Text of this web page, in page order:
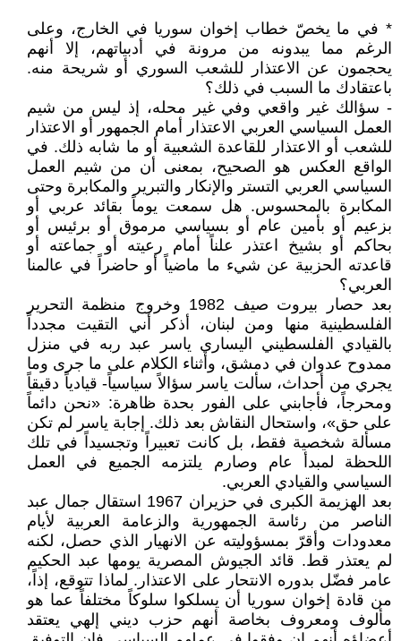
* في ما يخصّ خطاب إخوان سوريا في الخارج، وعلى
الرغم مما يبدونه من مرونة في أدبياتهم، إلا أنهم
يحجمون عن الاعتذار للشعب السوري أو شريحة منه.
باعتقادك ما السبب في ذلك؟
- سؤالك غير واقعي وفي غير محله، إذ ليس من شيم
العمل السياسي العربي الاعتذار أمام الجمهور أو الاعتذار
للشعب أو الاعتذار للقاعدة الشعبية أو ما شابه ذلك. في
الواقع العكس هو الصحيح، بمعنى أن من شيم العمل
السياسي العربي التستر والإنكار والتبرير والمكابرة وحتى
المكابرة بالمحسوس. هل سمعت يوماً بقائد عربي أو
بزعيم أو بأمين عام أو بسياسي مرموق أو برئيس أو
بحاكم أو بشيخ اعتذر علناً أمام رعيته أو جماعته أو
قاعدته الحزبية عن شيء ما ماضياً أو حاضراً في عالمنا
العربي؟
بعد حصار بيروت صيف 1982 وخروج منظمة التحرير
الفلسطينية منها ومن لبنان، أذكر أني التقيت مجدداً
بالقيادي الفلسطيني اليساري ياسر عبد ربه في منزل
ممدوح عدوان في دمشق، وأثناء الكلام على ما جرى وما
يجري من أحداث، سألت ياسر سؤالاً سياسياً- قيادياً دقيقاً
ومحرجاً، فأجابني على الفور بحدة ظاهرة: «نحن دائماً
على حق»، واستحال النقاش بعد ذلك. إجابة ياسر لم تكن
مسألة شخصية فقط، بل كانت تعبيراً وتجسيداً في تلك
اللحظة لمبدأ عام وصارم يلتزمه الجميع في العمل
السياسي والقيادي العربي.
بعد الهزيمة الكبرى في حزيران 1967 استقال جمال عبد
الناصر من رئاسة الجمهورية والزعامة العربية لأيام
معدودات وأقرّ بمسؤوليته عن الانهيار الذي حصل، لكنه
لم يعتذر قط. قائد الجيوش المصرية يومها عبد الحكيم
عامر فضّل بدوره الانتحار على الاعتذار. لماذا تتوقع، إذاً،
من قادة إخوان سوريا أن يسلكوا سلوكاً مختلفاً عما هو
مألوف ومعروف بخاصة أنهم حزب ديني إلهي يعتقد